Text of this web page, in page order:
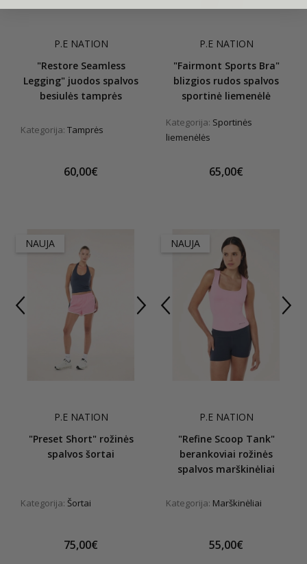
P.E NATION
"Restore Seamless
Legging" juodos spalvos
besiulės tamprės
Kategorija: Tamprės
60,00€
P.E NATION
"Fairmont Sports Bra"
blizgios rudos spalvos
sportinė liemenėlė
Kategorija: Sportinės
liemenėlės
65,00€
NAUJA
P.E NATION
"Preset Short" rožinės
spalvos šortai
Kategorija: Šortai
75,00€
NAUJA
P.E NATION
"Refine Scoop Tank"
berankoviai rožinės
spalvos marškinėliai
Kategorija: Marškinėliai
55,00€